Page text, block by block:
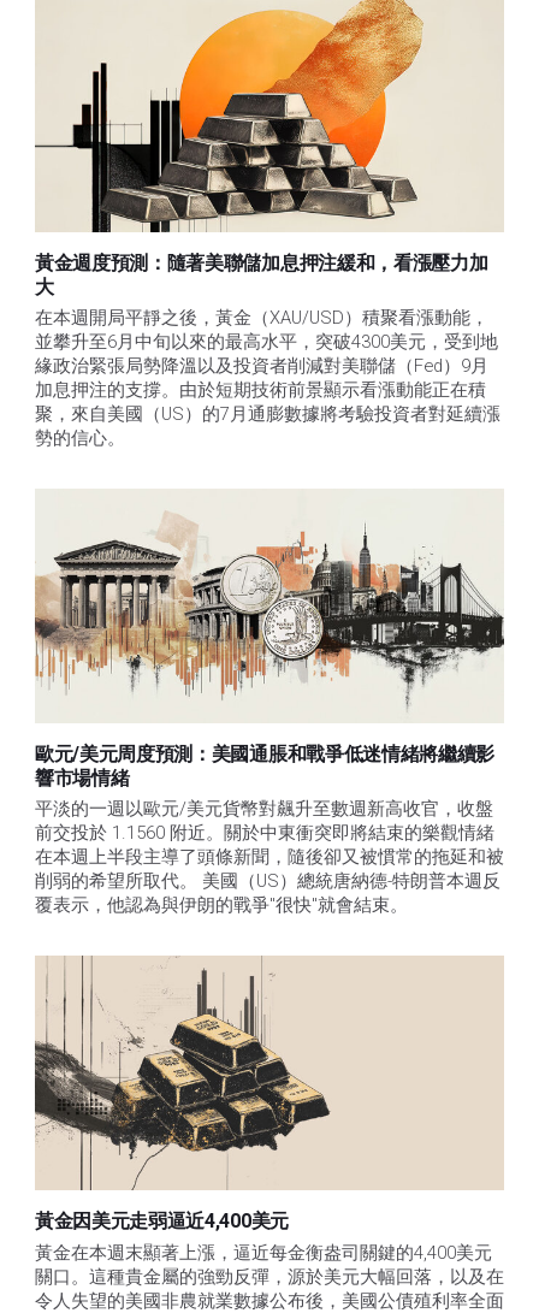
黃金週度預測：隨著美聯儲加息押注緩和，看漲壓力加
大
在本週開局平靜之後，黃金（XAU/USD）積聚看漲動能，
並攀升至6月中旬以來的最高水平，突破4300美元，受到地
緣政治緊張局勢降溫以及投資者削減對美聯儲（Fed）9月
加息押注的支撐。由於短期技術前景顯示看漲動能正在積
聚，來自美國（US）的7月通膨數據將考驗投資者對延續漲
勢的信心。
歐元/美元周度預測：美國通脹和戰爭低迷情緒將繼續影
響市場情緒
平淡的一週以歐元/美元貨幣對飆升至數週新高收官，收盤
前交投於 1.1560 附近。關於中東衝突即將結束的樂觀情緒
在本週上半段主導了頭條新聞，隨後卻又被慣常的拖延和被
削弱的希望所取代。 美國（US）總統唐納德-特朗普本週反
覆表示，他認為與伊朗的戰爭"很快"就會結束。
黃金因美元走弱逼近4,400美元
黃金在本週末顯著上漲，逼近每金衡盎司關鍵的4,400美元
關口。這種貴金屬的強勁反彈，源於美元大幅回落，以及在
令人失望的美國非農就業數據公布後，美國公債殖利率全面